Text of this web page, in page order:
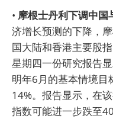
• 摩根士丹利下调中国
济增长预测的下降，
国大陆和香港主要股
星期四一份研究报告
明年6月的基本情境目
14%。报告显示，在
指数可能进一步跌至